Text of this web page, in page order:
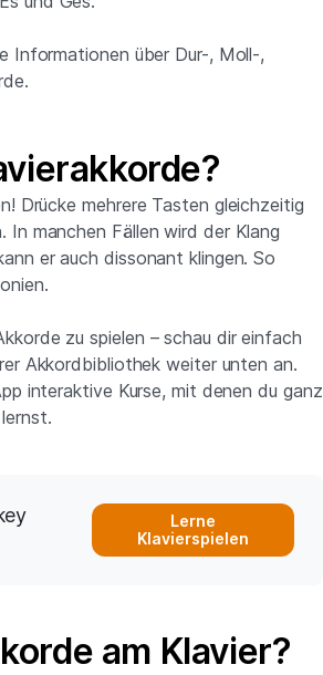
Informationen über Dur-, Moll-,
Drücke mehrere Tasten gleichzeitig
In manchen Fällen wird der Klang
er auch dissonant klingen. So
zu spielen – schau dir einfach
Akkordbibliothek weiter unten an.
interaktive Kurse, mit denen du ganz
Lerne
Klavierspielen
am Klavier?